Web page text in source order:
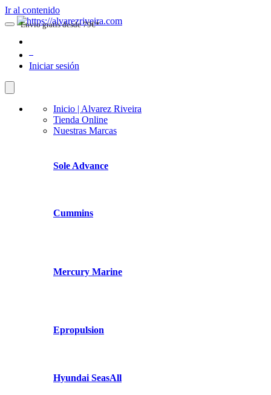
Ir al contenido
Iniciar sesión
Inicio | Alvarez Riveira
Tienda Online
Nuestras Marcas
Sole Advance
Cummins
Mercury Marine
Epropulsion
Hyundai SeasAll
Envio gratis desde 79€*